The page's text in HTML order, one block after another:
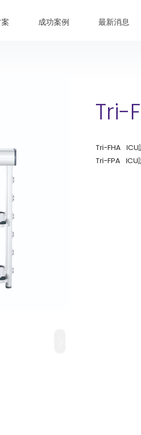
成功案例 最新消息
Tri-
Tri-FHA ICU
Tri-FPA ICU